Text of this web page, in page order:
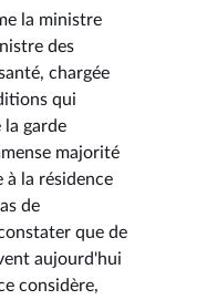
la ministre
des
chargée
qui
la garde
majorité
à la résidence
de
que de
aujourd'hui
considère,